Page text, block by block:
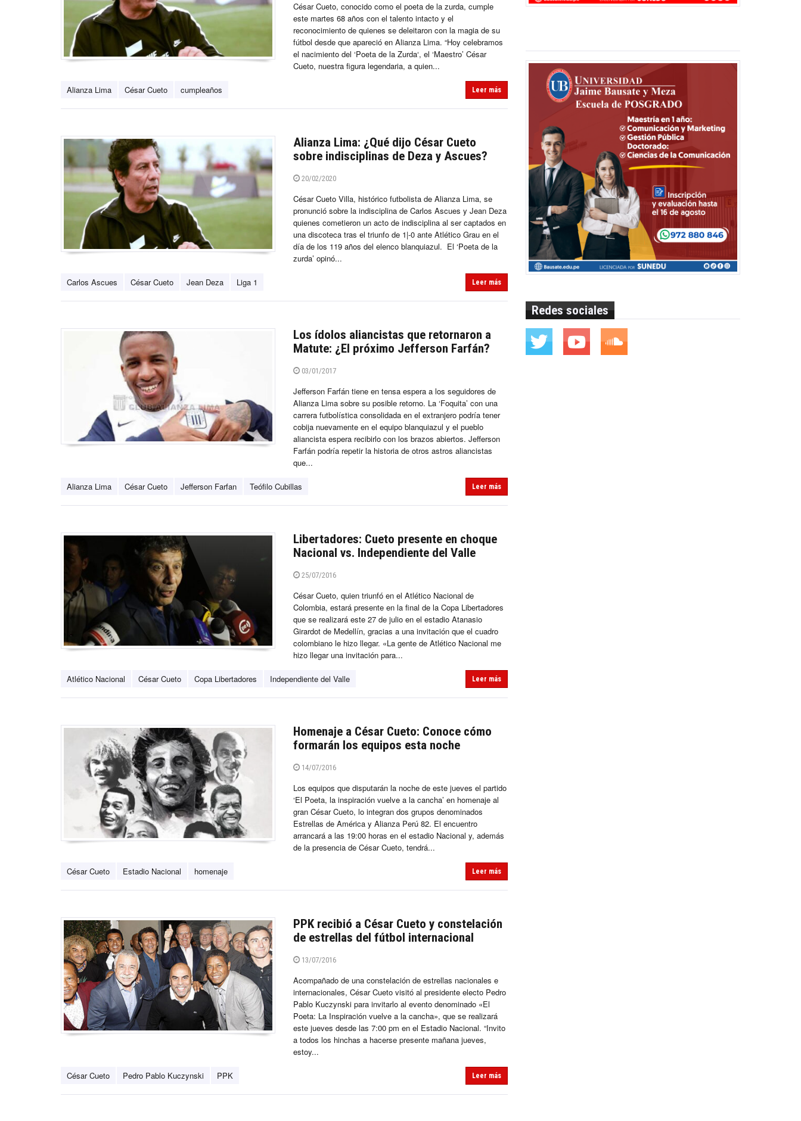
César Cueto, conocido como el poeta de la zurda, cumple
este martes 68 años con el talento intacto y el
reconocimiento de quienes se deleitaron con la magia de su
fútbol desde que apareció en Alianza Lima. “Hoy celebramos
el nacimiento del ‘Poeta de la Zurda‘, el ‘Maestro’ César
Cueto, nuestra figura legendaria, a quien...
Alianza Lima César Cueto cumpleaños Leer más
Alianza Lima: ¿Qué dijo César Cueto
sobre indisciplinas de Deza y Ascues?
20/02/2020
César Cueto Villa, histórico futbolista de Alianza Lima, se
pronunció sobre la indisciplina de Carlos Ascues y Jean Deza
quienes cometieron un acto de indisciplina al ser captados en
una discoteca tras el triunfo de 1|-0 ante Atlético Grau en el
día de los 119 años del elenco blanquiazul. El ‘Poeta de la
zurda’ opinó...
Carlos Ascues César Cueto Jean Deza Liga 1 Leer más
Los ídolos aliancistas que retornaron a
Matute: ¿El próximo Jefferson Farfán?
03/01/2017
Jefferson Farfán tiene en tensa espera a los seguidores de
Alianza Lima sobre su posible retorno. La ‘Foquita’ con una
carrera futbolística consolidada en el extranjero podría tener
cobija nuevamente en el equipo blanquiazul y el pueblo
aliancista espera recibirlo con los brazos abiertos. Jefferson
Farfán podría repetir la historia de otros astros aliancistas
que...
Alianza Lima César Cueto Jefferson Farfan Teófilo Cubillas Leer más
Libertadores: Cueto presente en choque
Nacional vs. Independiente del Valle
25/07/2016
César Cueto, quien triunfó en el Atlético Nacional de
Colombia, estará presente en la final de la Copa Libertadores
que se realizará este 27 de julio en el estadio Atanasio
Girardot de Medellín, gracias a una invitación que el cuadro
colombiano le hizo llegar. «La gente de Atlético Nacional me
hizo llegar una invitación para...
Atlético Nacional César Cueto Copa Libertadores Independiente del Valle Leer más
Homenaje a César Cueto: Conoce cómo
formarán los equipos esta noche
14/07/2016
Los equipos que disputarán la noche de este jueves el partido
‘El Poeta, la inspiración vuelve a la cancha’ en homenaje al
gran César Cueto, lo integran dos grupos denominados
Estrellas de América y Alianza Perú 82. El encuentro
arrancará a las 19:00 horas en el estadio Nacional y, además
de la presencia de César Cueto, tendrá...
César Cueto Estadio Nacional homenaje Leer más
PPK recibió a César Cueto y constelación
de estrellas del fútbol internacional
13/07/2016
Acompañado de una constelación de estrellas nacionales e
internacionales, César Cueto visitó al presidente electo Pedro
Pablo Kuczynski para invitarlo al evento denominado «El
Poeta: La Inspiración vuelve a la cancha», que se realizará
este jueves desde las 7:00 pm en el Estadio Nacional. “Invito
a todos los hinchas a hacerse presente mañana jueves,
estoy...
César Cueto Pedro Pablo Kuczynski PPK Leer más
Redes sociales